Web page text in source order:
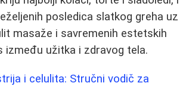
posledica slatkog greha uz
masaže i savremenih estetskih
između užitka i zdravog tela.
i celulita: Stručni vodič za